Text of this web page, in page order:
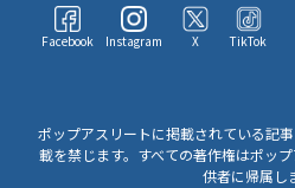
Facebook Instagram X TikTok
ポップアスリートに掲載されている記
載を禁じます。すべての著作権はポッ
供者に帰属し